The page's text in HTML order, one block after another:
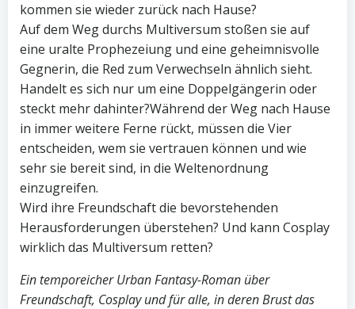
kommen sie wieder zurück nach Hause?
Auf dem Weg durchs Multiversum stoßen sie auf
eine uralte Prophezeiung und eine geheimnisvolle
Gegnerin, die Red zum Verwechseln ähnlich sieht.
Handelt es sich nur um eine Doppelgängerin oder
steckt mehr dahinter?Während der Weg nach Hause
in immer weitere Ferne rückt, müssen die Vier
entscheiden, wem sie vertrauen können und wie
sehr sie bereit sind, in die Weltenordnung
einzugreifen.
Wird ihre Freundschaft die bevorstehenden
Herausforderungen überstehen? Und kann Cosplay
wirklich das Multiversum retten?
Ein temporeicher Urban Fantasy-Roman über
Freundschaft, Cosplay und für alle, in deren Brust das